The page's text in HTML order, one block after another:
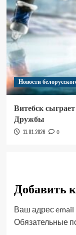
Новости
Витебск
Дружбы
11.01.2026 0
Добавить
Ваш адрес email
Обязательные